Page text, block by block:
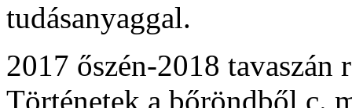
tudásanyaggal.
2017 őszén-2018 tavaszán
Történetek a bőröndből c.